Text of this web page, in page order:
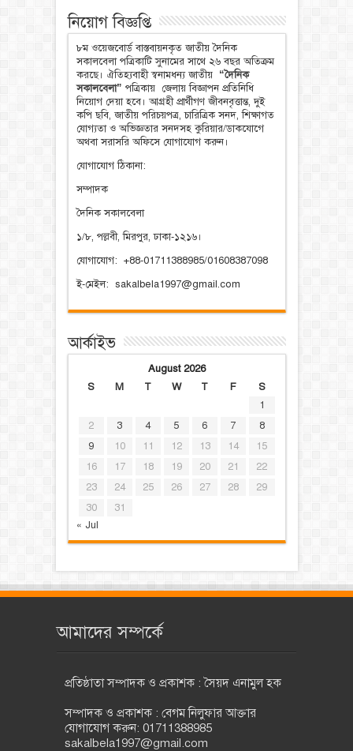
নিয়োগ বিজ্ঞপ্তি
৮ম ওয়েজবোর্ড বাস্তবায়নকৃত জাতীয় দৈনিক
সকালবেলা পত্রিকাটি সুনামের সাথে ২৬ বছর অতিক্রম
করছে। ঐতিহ্যবাহী স্বনামধন্য জাতীয় “দৈনিক
সকালবেলা” পত্রিকায় জেলায় বিজ্ঞাপন প্রতিনিধি
নিয়োগ দেয়া হবে। আগ্রহী প্রার্থীগণ জীবনবৃত্তান্ত, দুই
কপি ছবি, জাতীয় পরিচয়পত্র, চারিত্রিক সনদ, শিক্ষাগত
যোগ্যতা ও অভিজ্ঞতার সনদসহ কুরিয়ার/ডাকযোগে
অথবা সরাসরি অফিসে যোগাযোগ করুন।
যোগাযোগ ঠিকানা:
সম্পাদক
দৈনিক সকালবেলা
১/৮, পল্লবী, মিরপুর, ঢাকা-১২১৬।
যোগাযোগ: +88-01711388985/01608387098
ই-মেইল: sakalbela1997@gmail.com
আর্কাইভ
August 2026
S
M T W T F
S
1
2
3 4 5 6 7
8
9
10 11 12 13 14
15
16
17 18 19 20 21
22
23
24 25 26 27 28
29
30
31
« Jul
আমাদের সম্পর্কে
প্রতিষ্ঠাতা সম্পাদক ও প্রকাশক : সৈয়দ এনামুল হক
সম্পাদক ও প্রকাশক : বেগম নিলুফার আক্তার
যোগাযোগ করুন: 01711388985
sakalbela1997@gmail.com